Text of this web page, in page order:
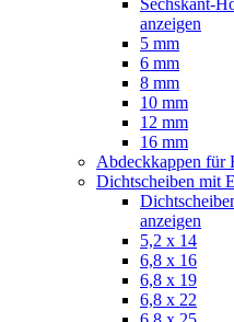
anzeigen
5 mm
6 mm
8 mm
10 mm
12 mm
16 mm
Abdeckkappen für
Dichtscheiben mit
anzeigen
5,2 x 14
6,8 x 16
6,8 x 19
6,8 x 22